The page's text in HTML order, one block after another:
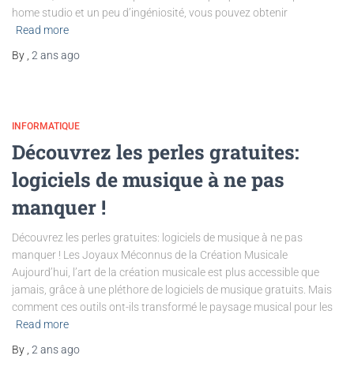
home studio et un peu d’ingéniosité, vous pouvez obtenir
Read more
By 2 ansago
INFORMATIQUE
Découvrez les perles gratuites:
logiciels de musique à ne pas
manquer !
Découvrez les perles gratuites: logiciels de musique à ne pas
manquer ! Les Joyaux Méconnus de la Création Musicale
Aujourd’hui, l’art de la création musicale est plus accessible que
jamais, grâce à une pléthore de logiciels de musique gratuits. Mais
comment ces outils ont-ils transformé le paysage musical pour les
Read more
By 2 ansago